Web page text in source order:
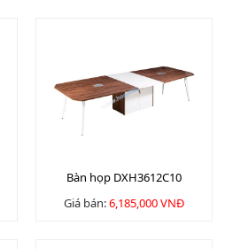
Bàn họp DXH3612C10
Giá bán:6,185,000 VNĐ